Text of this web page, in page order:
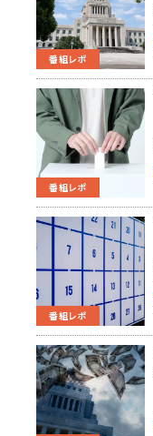
番組レポ
番組レポ
番組レポ